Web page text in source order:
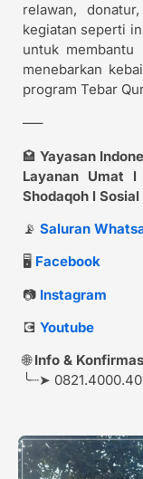
relawan,
kegiatan seperti
untuk membantu
menebarkan
program Tebar
—–
🏩 Yayasan
Layanan Umat
Shodaqoh l
📡 Saluran
🖥️ Facebook
📷 Instagram
💽 Youtube
🌐Info &
╰┈➤